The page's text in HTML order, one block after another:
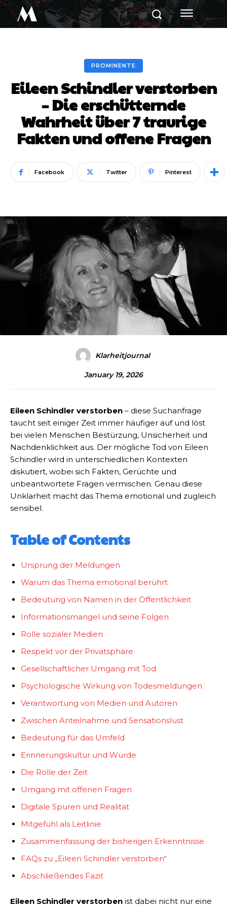
M
PROMINENTE
Eileen Schindler verstorben
– Die erschütternde
Wahrheit über 7 traurige
Fakten und offene Fragen
Facebook Twitter Pinterest
Klarheitjournal
January 19, 2026
Eileen Schindler verstorben – diese Suchanfrage
taucht seit einiger Zeit immer häufiger auf und löst
bei vielen Menschen Bestürzung, Unsicherheit und
Nachdenklichkeit aus. Der mögliche Tod von Eileen
Schindler wird in unterschiedlichen Kontexten
diskutiert, wobei sich Fakten, Gerüchte und
unbeantwortete Fragen vermischen. Genau diese
Unklarheit macht das Thema emotional und zugleich
sensibel.
Table of Contents
Ursprung der Meldungen
Warum das Thema emotional berührt
Bedeutung von Namen in der Öffentlichkeit
Informationsmangel und seine Folgen
Rolle sozialer Medien
Respekt vor der Privatsphäre
Gesellschaftlicher Umgang mit Tod
Psychologische Wirkung von Todesmeldungen
Verantwortung von Medien und Autoren
Zwischen Anteilnahme und Sensationslust
Bedeutung für das Umfeld
Erinnerungskultur und Würde
Die Rolle der Zeit
Umgang mit offenen Fragen
Digitale Spuren und Realität
Mitgefühl als Leitlinie
Zusammenfassung der bisherigen Erkenntnisse
FAQs zu „Eileen Schindler verstorben“
Abschließendes Fazit
Eileen Schindler verstorben ist dabei nicht nur eine